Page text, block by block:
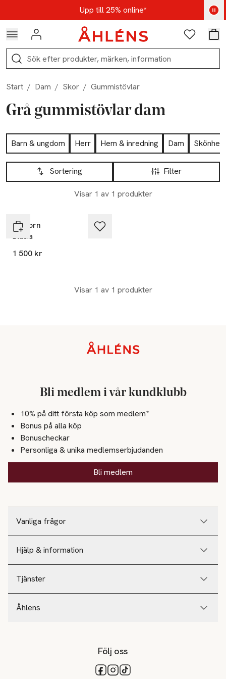
Hoppa till navigationsmenynUpp till 25% online*
Kod: AUG25 - Shoppa nu
Logga in Favoriter
Sök
Start / Dam / Skor / Gummistövlar
Grå gummistövlar dam
Hoppa till produktsidan
Barn & ungdom Herr Hem & inredning Dam
Skönhet
Hoppa till produktsidan
Filter
Sortering
Visar 1 av 1 produkter
Lista över produkter
Tretorn
Blasia
1 500 kr
Visar 1 av 1 produkter
Vanliga frågor
Hjälp & information
Tjänster
Åhlens
Bli medlem i vår kundklubb
10% på ditt första köp som medlem*
Bonus på alla köp
Bonuscheckar
Personliga & unika medlemserbjudanden
Bli medlem
Följ oss